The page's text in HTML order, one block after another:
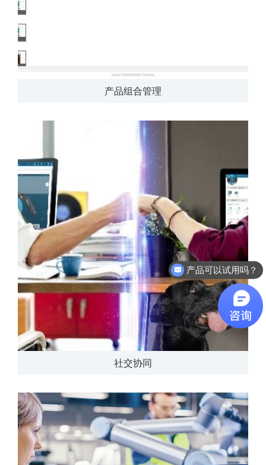
产品组合管理
社交协同
软件有折扣吗？